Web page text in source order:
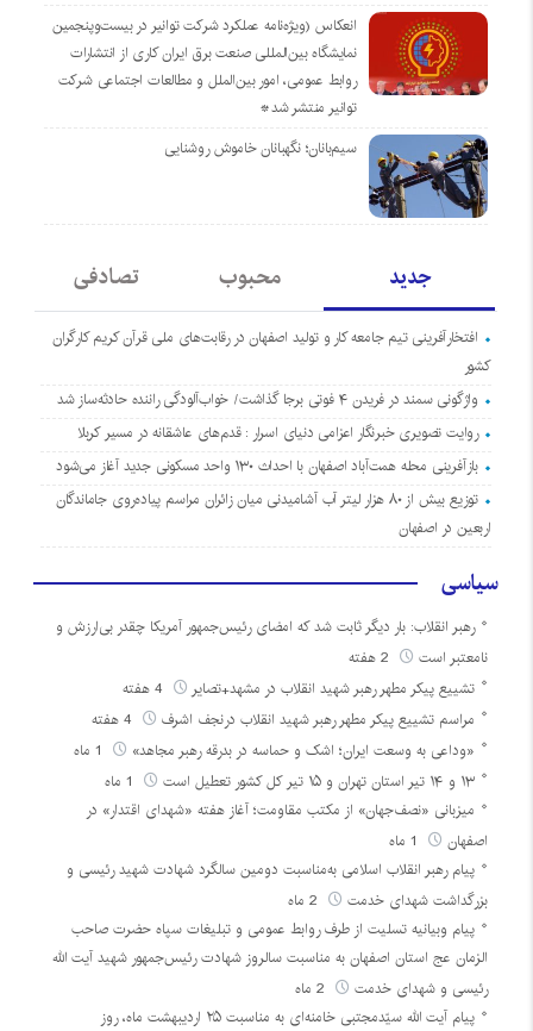
انعکاس (ویژه‌نامه عملکرد شرکت توانیر در بیست‌وپنجمین
نمایشگاه بین‌المللی صنعت برق ایران کاری از انتشارات
روابط عمومی، امور بین‌الملل و مطالعات اجتماعی شرکت
توانیر منتشر شد*
سیم‌بانان؛ نگهبانان خاموش روشنایی
جدید محبوب تصادفی
افتخارآفرینی تیم جامعه کار و تولید اصفهان در رقابت‌های ملی قرآن کریم کارگران
کشور
واژگونی سمند در فریدن ۴ فوتی برجا گذاشت/ خواب‌آلودگی راننده حادثه‌ساز شد
روایت تصویری خبرنگار اعزامی دنیای اسرار : قدم‌های عاشقانه در مسیر کربلا
بازآفرینی محله همت‌آباد اصفهان با احداث ۱۳۰ واحد مسکونی جدید آغاز می‌شود
توزیع بیش از ۸۰ هزار لیتر آب آشامیدنی میان زائران مراسم پیاده‌روی جاماندگان
اربعین در اصفهان
سیاسی
رهبر انقلاب: بار دیگر ثابت شد که امضای رئیس‌جمهور آمریکا چقدر بی‌ارزش و
نامعتبر است
تشییع پیکر مطهر رهبر شهید انقلاب در مشهد+تصایر
مراسم تشییع پیکر مطهر رهبر شهید انقلاب درنجف اشرف
«وداعی به وسعت ایران؛ اشک و حماسه در بدرقه رهبر مجاهد»
۱۳ و ۱۴ تیر استان تهران و ۱۵ تیر کل کشور تعطیل است
میزبانی «نصف‌جهان» از مکتب مقاومت؛ آغاز هفته «شهدای اقتدار» در
اصفهان
پیام رهبر انقلاب اسلامی به‌مناسبت دومین سالگرد شهادت شهید رئیسی و
بزرگداشت شهدای خدمت
پیام وبیانیه تسلیت از طرف روابط عمومی و تبلیغات سپاه حضرت صاحب
الزمان عج استان اصفهان به مناسبت سالروز شهادت رئیس‌جمهور شهید آیت الله
رئیسی و شهدای خدمت
پیام آیت الله سیّدمجتبی خامنه‌ای به مناسبت ۲۵ اردیبهشت ماه، روز